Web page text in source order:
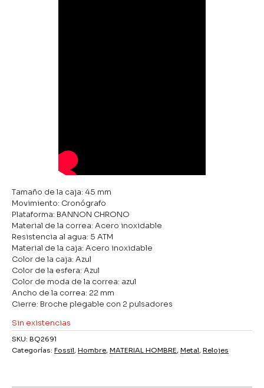
Tamaño de la caja: 45 mm
Movimiento: Cronógrafo
Plataforma: BANNON CHRONO
Material de la correa: Acero inoxidable
Resistencia al agua: 5 ATM
Material de la caja: Acero inoxidable
Color de la caja: Azul
Color de la esfera: Azul
Color de moda de la correa: azul
Ancho de la correa: 22 mm
Cierre: Broche plegable con 2 pulsadores
Sin existencias
SKU: BQ2691
Categorías: Fossil, Hombre, MATERIAL HOMBRE, Metal, Relojes